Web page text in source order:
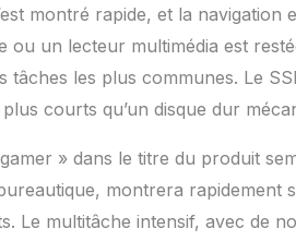
montré rapide, et la navigation
un lecteur multimédia est
les plus communes. Le
courts qu’un disque dur
» dans le titre du produit
montrera rapidement
Le multitâche intensif, avec de